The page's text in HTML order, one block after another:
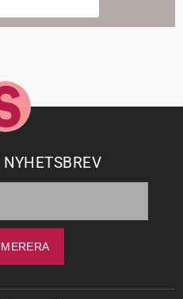
NYHETSBREV